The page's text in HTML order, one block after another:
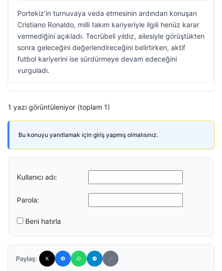
Portekiz’in turnuvaya veda etmesinin ardından konuşan
Cristiano Ronaldo, milli takım kariyeriyle ilgili henüz karar
vermediğini açıkladı. Tecrübeli yıldız, ailesiyle görüştükten
sonra geleceğini değerlendireceğini belirtirken, aktif
futbol kariyerini ise sürdürmeye devam edeceğini
vurguladı.
1 yazı görüntüleniyor (toplam 1)
Bu konuyu yanıtlamak için giriş yapmış olmalısınız.
Kullanıcı adı:
Parola:
Beni hatırla
Paylaş: